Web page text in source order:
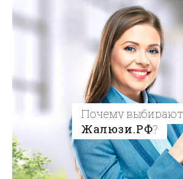
Почему выбирают
Жалюзи.РФ?